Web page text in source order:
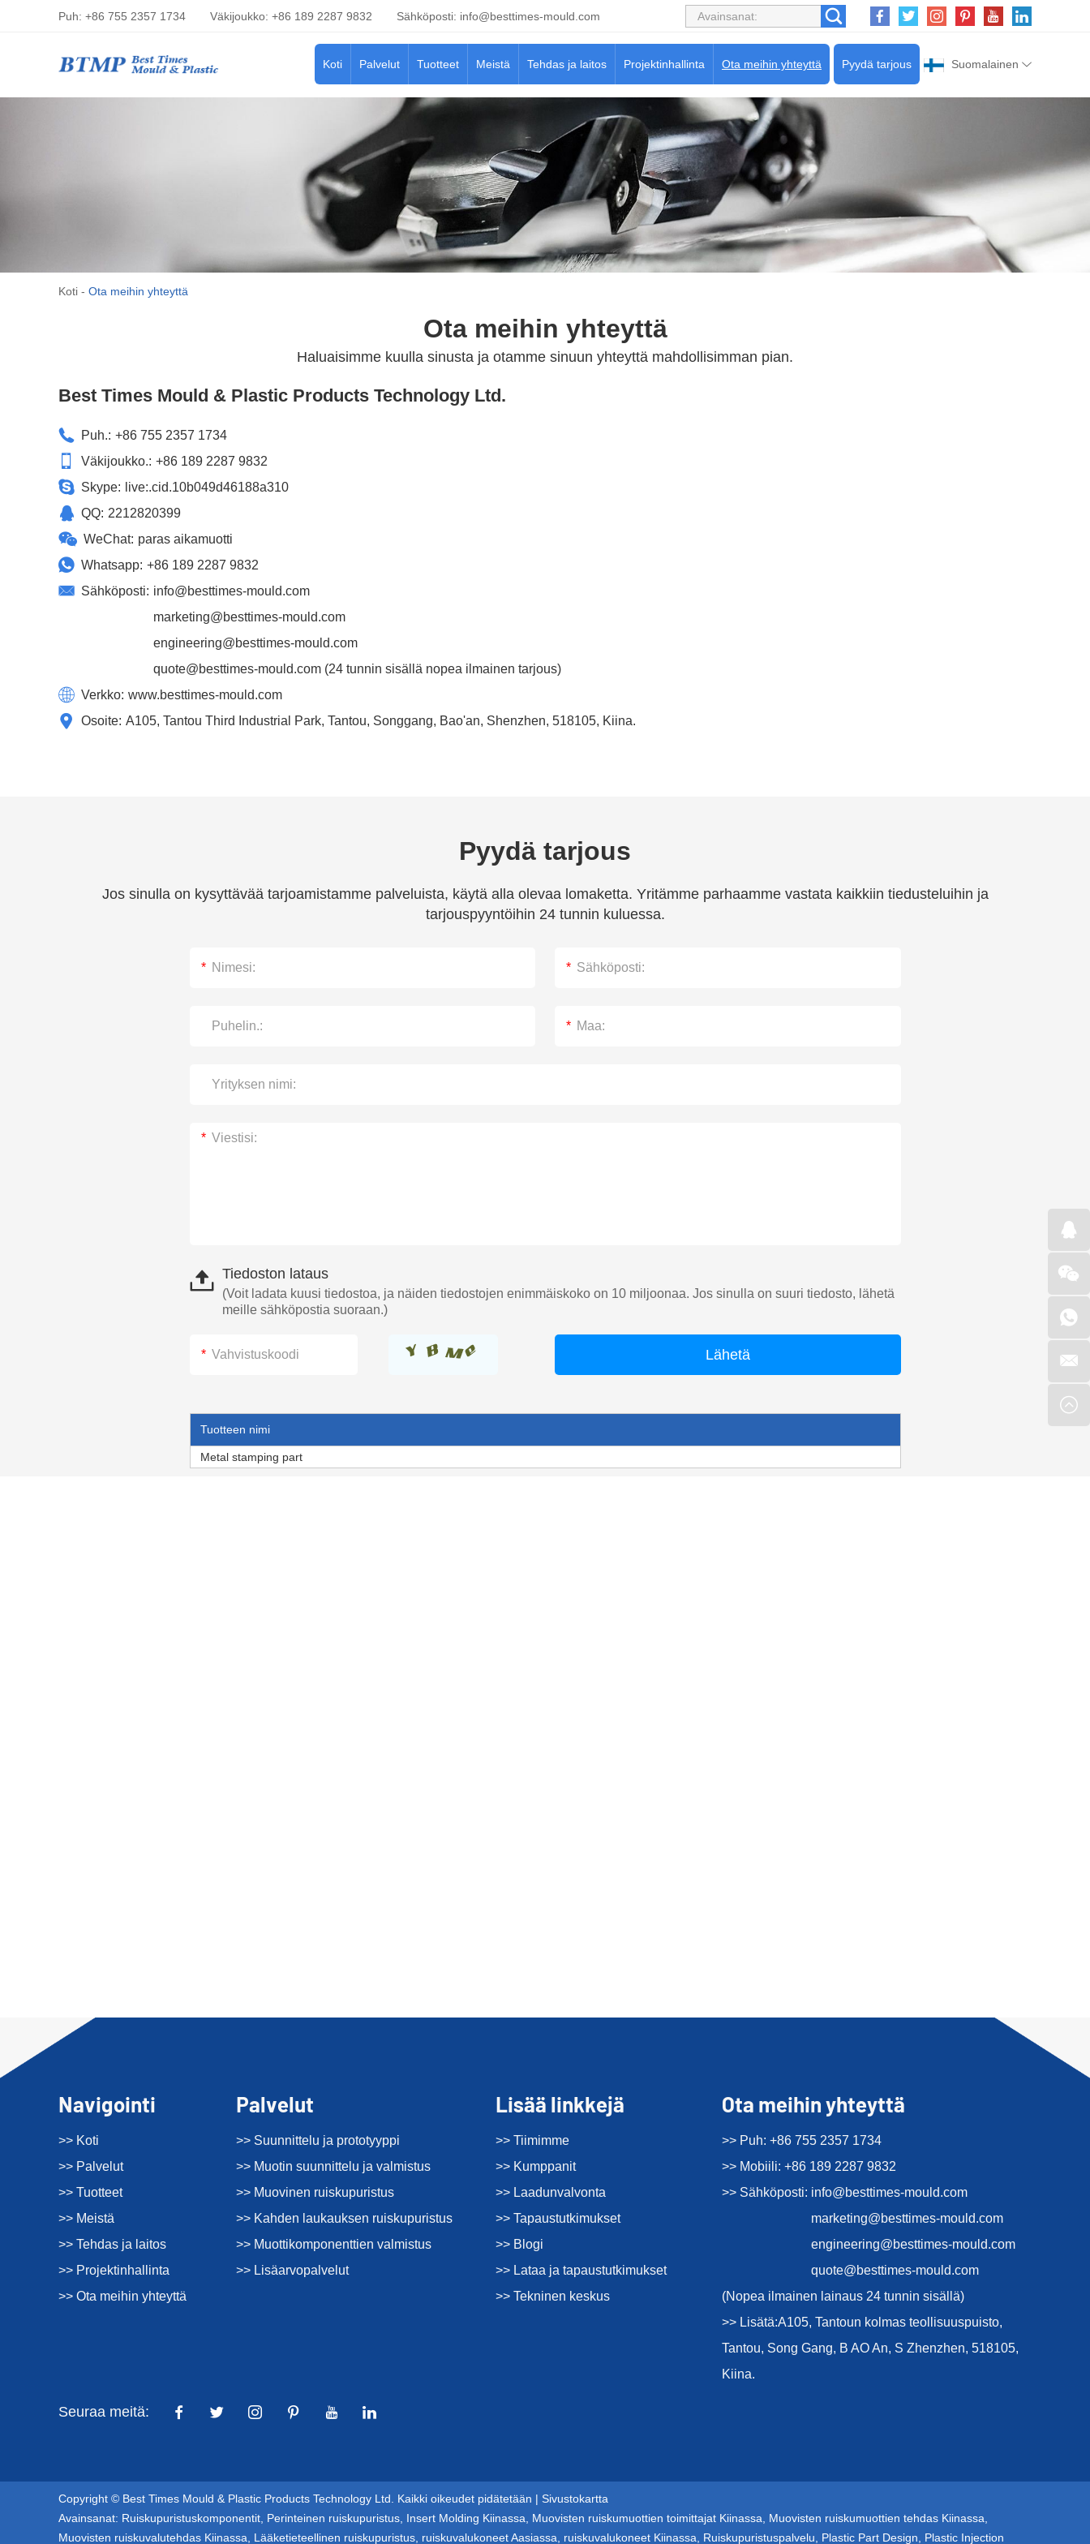
Puh: +86 755 2357 1734 Väkijoukko: +86 189 2287 9832 Sähköposti: info@besttimes-mould.com
Suomalainen
Pyydä tarjous
Koti Palvelut Tuotteet Meistä Tehdas ja laitos Projektinhallinta Ota meihin yhteyttä
Koti - Ota meihin yhteyttä
Ota meihin yhteyttä
Haluaisimme kuulla sinusta ja otamme sinuun yhteyttä mahdollisimman pian.
Best Times Mould & Plastic Products Technology Ltd.
Puh.: +86 755 2357 1734
Väkijoukko.: +86 189 2287 9832
Skype:
live:.cid.10b049d46188a310
QQ: 2212820399
WeChat: paras aikamuotti
Whatsapp: +86 189 2287 9832
Sähköposti: info@besttimes-mould.com
marketing@besttimes-mould.com
engineering@besttimes-mould.com
quote@besttimes-mould.com (24 tunnin sisällä nopea ilmainen tarjous)
Verkko: www.besttimes-mould.com
Osoite: A105, Tantou Third Industrial Park, Tantou, Songgang, Bao'an, Shenzhen, 518105, Kiina.
Pyydä tarjous
Jos sinulla on kysyttävää tarjoamistamme palveluista, käytä alla olevaa lomaketta. Yritämme parhaamme vastata kaikkiin tiedusteluihin ja
tarjouspyyntöihin 24 tunnin kuluessa.
Tiedoston lataus
(Voit ladata kuusi tiedostoa, ja näiden tiedostojen enimmäiskoko on 10 miljoonaa. Jos sinulla on suuri tiedosto, lähetä
meille sähköpostia suoraan.)
Tuotteen nimi
Metal stamping part
Navigointi
>> Koti
>> Palvelut
>> Tuotteet
>> Meistä
>> Tehdas ja laitos
>> Projektinhallinta
>> Ota meihin yhteyttä
Palvelut
>> Suunnittelu ja prototyyppi
>> Muotin suunnittelu ja valmistus
>> Muovinen ruiskupuristus
>> Kahden laukauksen ruiskupuristus
>> Muottikomponenttien valmistus
>> Lisäarvopalvelut
Lisää linkkejä
>> Tiimimme
>> Kumppanit
>> Laadunvalvonta
>> Tapaustutkimukset
>> Blogi
>> Lataa ja tapaustutkimukset
>> Tekninen keskus
Ota meihin yhteyttä
>> Puh: +86 755 2357 1734
>> Mobiili: +86 189 2287 9832
>> Sähköposti: info@besttimes-mould.com
marketing@besttimes-mould.com
engineering@besttimes-mould.com
quote@besttimes-mould.com
(Nopea ilmainen lainaus 24 tunnin sisällä)
>> Lisätä:A105, Tantoun kolmas teollisuuspuisto,
Tantou, Song Gang, B AO An, S Zhenzhen, 518105,
Kiina.
Seuraa meitä:
Copyright © Best Times Mould & Plastic Products Technology Ltd. Kaikki oikeudet pidätetään | Sivustokartta
Avainsanat: Ruiskupuristuskomponentit Perinteinen ruiskupuristus Insert Molding Kiinassa Muovisten ruiskumuottien toimittajat Kiinassa Muovisten ruiskumuottien tehdas Kiinassa
Muovisten ruiskuvalutehdas Kiinassa
Lääketieteellinen ruiskupuristus ruiskuvalukoneet Aasiassa ruiskuvalukoneet Kiinassa Ruiskupuristuspalvelu Plastic Part Design Plastic Injection